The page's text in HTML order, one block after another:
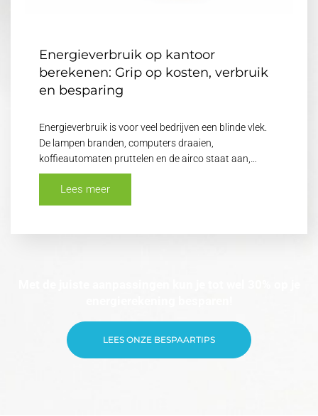
Energieverbruik op kantoor
berekenen: Grip op kosten, verbruik
en besparing
Energieverbruik is voor veel bedrijven een blinde vlek.
De lampen branden, computers draaien,
koffieautomaten pruttelen en de airco staat aan,…
Lees meer
LEES ONZE BESPAARTIPS